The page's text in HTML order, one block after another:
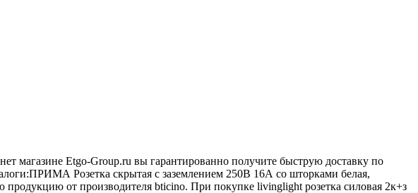
магазине Etgo-Group.ru вы гарантированно получите быструю доставку по
Розетка скрытая с заземлением 250В 16А со шторками белая,
от производителя bticino. При покупке livinglight розетка силовая 2к+з